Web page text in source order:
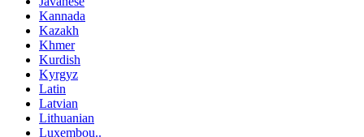
Kannada
Kazakh
Khmer
Kurdish
Kyrgyz
Latin
Latvian
Lithuanian
Luxembou..